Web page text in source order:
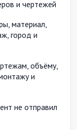
и чертежей
материал,
город и
объёму,
и
не отправил